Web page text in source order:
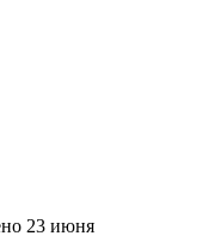
23 июня